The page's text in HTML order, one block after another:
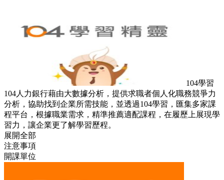
104學習
104人力銀行藉由大數據分析，提供求職者個人化職務競爭力
分析，協助找到企業所需技能，並透過104學習，匯集多家課
程平台，根據職業需求，精準推薦適配課程，在履歷上展現學
習力，讓企業更了解學習歷程。
展開全部
注意事項
開課單位